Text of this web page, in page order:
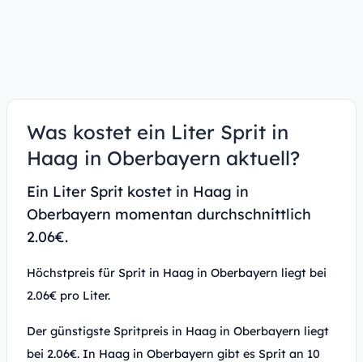
Was kostet ein Liter Sprit in
Haag in Oberbayern aktuell?
Ein Liter Sprit kostet in Haag in
Oberbayern momentan durchschnittlich
2.06€.
Höchstpreis für Sprit in Haag in Oberbayern liegt bei
2.06€ pro Liter.
Der günstigste Spritpreis in Haag in Oberbayern liegt
bei 2.06€. In Haag in Oberbayern gibt es Sprit an 10